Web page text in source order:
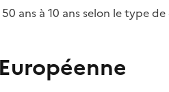
ans à 10 ans selon le type